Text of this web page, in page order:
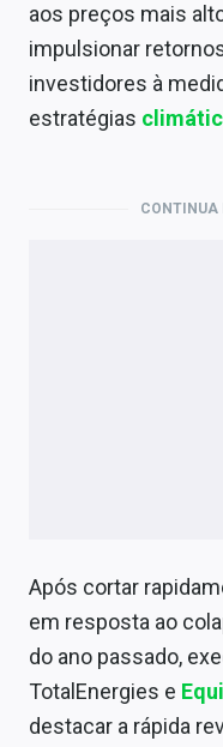
Economia
Empresas
Brasil
Expediente
Contato
aos preços mais
impulsionar
investidores à
estratégias
CONTINUA
Após cortar
em resposta ao
do ano passado,
TotalEnergies e
destacar a rápida